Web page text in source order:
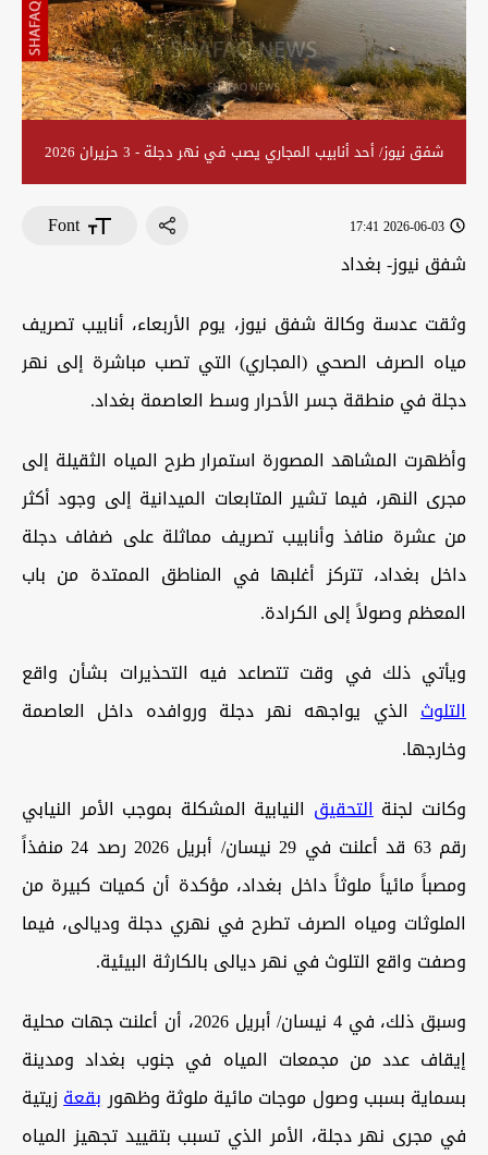
شفق نيوز/ أحد أنابيب المجاري يصب في نهر دجلة - 3 حزيران 2026
2026-06-03 17:41
Font
شفق نيوز- بغداد
وثقت عدسة وكالة شفق نيوز، يوم الأربعاء، أنابيب تصريف
مياه الصرف الصحي (المجاري) التي تصب مباشرة إلى نهر
دجلة في منطقة جسر الأحرار وسط العاصمة بغداد.
وأظهرت المشاهد المصورة استمرار طرح المياه الثقيلة إلى
مجرى النهر، فيما تشير المتابعات الميدانية إلى وجود أكثر
من عشرة منافذ وأنابيب تصريف مماثلة على ضفاف دجلة
داخل بغداد، تتركز أغلبها في المناطق الممتدة من باب
المعظم وصولاً إلى الكرادة.
ويأتي ذلك في وقت تتصاعد فيه التحذيرات بشأن واقع
التلوث الذي يواجهه نهر دجلة وروافده داخل العاصمة
وخارجها.
وكانت لجنةالتحقيق النيابية المشكلة بموجب الأمر النيابي
رقم 63 قد أعلنت في 29 نيسان/ أبريل 2026 رصد 24 منفذاً
ومصباً مائياً ملوثاً داخل بغداد، مؤكدة أن كميات كبيرة من
الملوثات ومياه الصرف تطرح في نهري دجلة وديالى، فيما
وصفت واقع التلوث في نهر ديالى بالكارثة البيئية.
وسبق ذلك، في 4 نيسان/ أبريل 2026، أن أعلنت جهات محلية
إيقاف عدد من مجمعات المياه في جنوب بغداد ومدينة
بسماية بسبب وصول موجات مائية ملوثة وظهوربقعةزيتية
في مجرى نهر دجلة، الأمر الذي تسبب بتقييد تجهيز المياه